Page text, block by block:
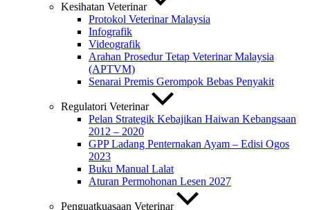
Kesihatan Veterinar
Protokol Veterinar Malaysia
Infografik
Videografik
Arahan Prosedur Tetap Veterinar Malaysia
(APTVM)
Senarai Premis Gerompok Bebas Penyakit
Regulatori Veterinar
Pelan Strategik Kebajikan Haiwan Kebangsaan
2012 – 2020
GPP Ladang Penternakan Ayam – Edisi Ogos
2023
Buku Manual Lalat
Aturan Permohonan Lesen 2027
Penguatkuasaan Veterinar